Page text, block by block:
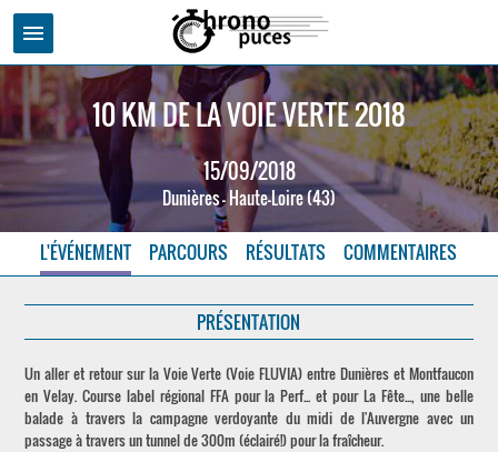
menu
10 KM DE LA VOIE VERTE 2018
15/09/2018
Dunières - Haute-Loire (43)
L'ÉVÉNEMENT PARCOURS RÉSULTATS COMMENTAIRES
PRÉSENTATION
Un aller et retour sur la Voie Verte (Voie FLUVIA) entre Dunières et Montfaucon
en Velay. Course label régional FFA pour la Perf... et pour La Fête..., une belle
balade à travers la campagne verdoyante du midi de l'Auvergne avec un
passage à travers un tunnel de 300m (éclairé!) pour la fraîcheur.